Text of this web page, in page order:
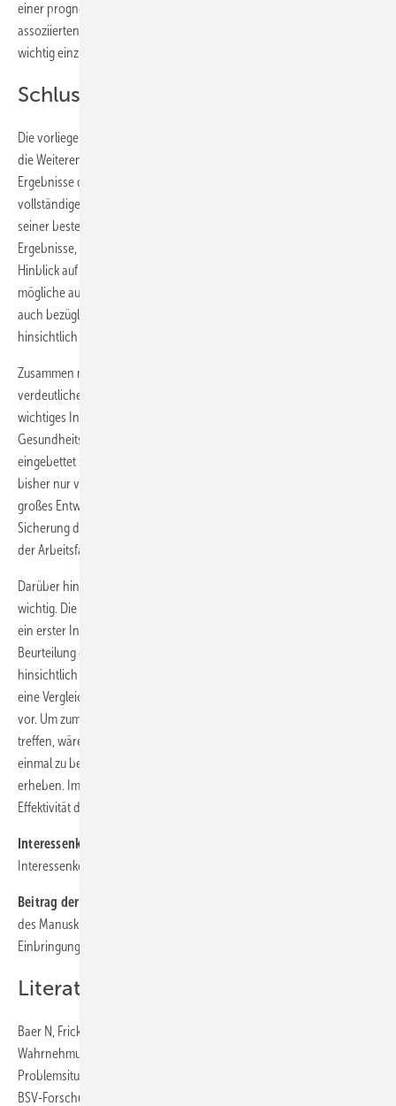
einer prognostizierten Steigerung von Schülerzahlen und einem damit
assoziierten Lehrkräftemangel (Klemm u. Zorn 2017) als besonders
wichtig einzuschätzen.
Schlussfolgerungen
Die vorliegenden Daten zeigen, wie wichtig die Fortführung, aber auch
die Weiterentwicklung des BEM-Prozesses ist. Die positiven
Ergebnisse der vielfachen Rückkehr an den Arbeitsplatz mit
vollständiger Dienstfähigkeit bestätigen die Sinnhaftigkeit des BEMs in
seiner bestehenden Form. Gleichwohl zeigt die Diskussion der
Ergebnisse, dass Verbesserungspotenzial besteht – vor allem im
Hinblick auf den zeitnahen Beginn des BEM sowie eine eventuell
mögliche automatisierte Rückmeldung vonseiten der Schulen, aber
auch bezüglich der verstärkten Aufklärung und Information
hinsichtlich Sinnhaftigkeit und Mehrwert des Angebots.
Zusammen mit den Erkenntnissen von Prümper et al. (2015)
verdeutlichen die Ergebnisse dieser Untersuchung, dass BEM ein
wichtiges Instrument ist, es jedoch in ein ganzheitliches Betriebliches
Gesundheitsmanagement mit Betrieblicher Gesundheitsförderung
eingebettet sein sollte. Dies findet nach unserem Kenntnisstand
bisher nur vereinzelt an Schulen statt. Entsprechend besteht hier
großes Entwicklungspotenzial für die Schulen zur langfristigen
Sicherung der Gesundheit und damit auch dem dauerhaften Erhalt
der Arbeitsfähigkeit ihrer Bediensteten.
Darüber hinaus wäre eine umfassende Evaluation des BEM-Prozesses
wichtig. Die eingeschätzte Dienstfähigkeit am Ende des Prozesses ist
ein erster Indikator für die Wirksamkeit, jedoch nicht ausreichend zur
Beurteilung des (langfristigen) Effekts des BEM. Um exakte Aussagen
hinsichtlich der Wirksamkeit von BEM treffen zu können, wird jedoch
eine Vergleichsstichprobe benötigt. Diese Daten liegen leider nicht
vor. Um zumindest annäherungsweise Aussagen zur Wirksamkeit zu
treffen, wäre es ein Weg, Lehrkräfte einige Zeit nach dem BEM noch
einmal zu befragen und ihren aktuellen Gesundheitszustand zu
erheben. Im Rahmen eines Projekts des IfL zur Evaluation der
Effektivität des BEM ist dies vorgesehen.
Interessenkonflikt:
Interessenkonflikte vorliegen.
Beitrag der Autoren zum Manuskript:
des Manuskripts; AKJ, KB und DMR: kritische Durchsicht und
Einbringung wichtiger Inhalte.
Literatur
Baer N, Frick U, Fasel T, Wiedemann W: Schwierige Mitarbeiter –
Wahrnehmung und Bewältigung psychisch bedingter
Problemsituationen durch Vorgesetzte und Personalverantwortliche.
BSV-Forschungsbericht 1/11. Bundesamt für Sozialversicherungen,